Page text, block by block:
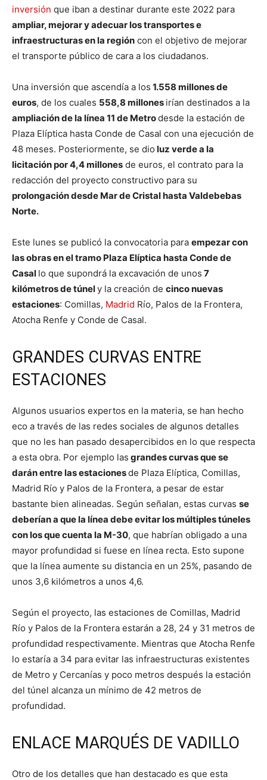
inversión que iban a destinar durante este 2022 para
ampliar, mejorar y adecuar los transportes e
infraestructuras en la región con el objetivo de mejorar
el transporte público de cara a los ciudadanos.
Una inversión que ascendía a los 1.558 millones de
euros, de los cuales 558,8 millones irían destinados a la
ampliación de la línea 11 de Metrodesde la estación de
Plaza Elíptica hasta Conde de Casal con una ejecución de
48 meses. Posteriormente, se dio luz verde a la
licitación por 4,4 millones de euros, el contrato para la
redacción del proyecto constructivo para su
prolongación desde Mar de Cristal hasta Valdebebas
Norte.
Este lunes se publicó la convocatoria para empezar con
las obras en el tramo Plaza Elíptica hasta Conde de
Casal lo que supondrá la excavación de unos 7
kilómetros de túnely la creación de cinco nuevas
estaciones: Comillas, Madrid Río, Palos de la Frontera,
Atocha Renfe y Conde de Casal.
GRANDES CURVAS ENTRE
ESTACIONES
Algunos usuarios expertos en la materia, se han hecho
eco a través de las redes sociales de algunos detalles
que no les han pasado desapercibidos en lo que respecta
a esta obra. Por ejemplo las grandes curvas que se
darán entre las estacionesde Plaza Elíptica, Comillas,
Madrid Río y Palos de la Frontera, a pesar de estar
bastante bien alineadas. Según señalan, estas curvas se
deberían a que la línea debe evitar los múltiples túneles
con los que cuenta la M-30, que habrían obligado a una
mayor profundidad si fuese en línea recta. Esto supone
que la línea aumente su distancia en un 25%, pasando de
unos 3,6 kilómetros a unos 4,6.
Según el proyecto, las estaciones de Comillas, Madrid
Río y Palos de la Frontera estarán a 28, 24 y 31 metros de
profundidad respectivamente. Mientras que Atocha Renfe
lo estaría a 34 para evitar las infraestructuras existentes
de Metro y Cercanías y poco metros después la estación
del túnel alcanza un mínimo de 42 metros de
profundidad.
ENLACE MARQUÉS DE VADILLO
Otro de los detalles que han destacado es que esta